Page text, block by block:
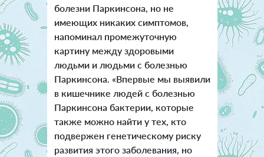
болезни Паркинсона, но не
имеющих никаких симптомов,
напоминал промежуточную
картину между здоровыми
людьми и людьми с болезнью
Паркинсона. «Впервые мы выявили
в кишечнике людей с болезнью
Паркинсона бактерии, которые
также можно найти у тех, кто
подвержен генетическому риску
развития этого заболевания, но